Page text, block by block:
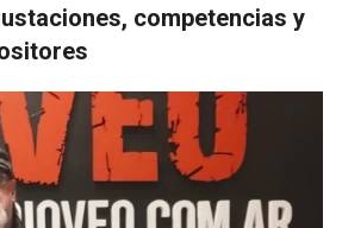
competencias y